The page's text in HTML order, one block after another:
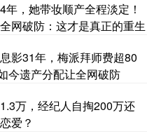
，她带妆顺产全程淡定！
网破防：这才是真正的重生
影31年，梅派拜师费超80
今遗产分配让全网破防
万，经纪人自掏200万还
爱？